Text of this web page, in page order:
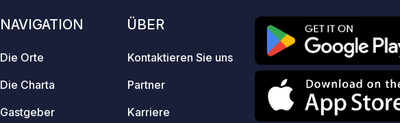
NAVIGATION
Die Orte
Die Charta
Gastgeber
ÜBER
Kontaktieren Sie uns
Partner
Karriere